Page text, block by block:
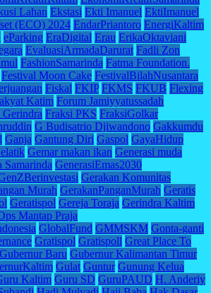
Lahan Ekstasi Ekti Imanuel EktiImanuel
(ECO) 2024 EndarPriantoro EnergiKaltim
eParking EraDigital Erau ErikaOktaviani
EvaluasiArmadaDarurat Fadli Zon
FashionSamarinda Fatma Foundation.
Festival Moon Cake FestivalBilahNusantara
Fiskal FKIP FKMS FKUB Flexing
Katim Forum Jamiyyatussadah
Gerindra Fraksi PKS FraksiGolkar
G Budisatrio Djiwandono Gakkumdu
Ganja Gantung Diri Gaspol GayaHidup
Gemar makan ikan Generasi muda
Samarinda GenerasiEmas2030
Gerakan Komunitas
Murah GerakanPanganMurah Geratis
Geratispol Gereja Toraja Gerindra Kaltim
Mantap Praja
GlobalFund GMMSKM Gonta-ganti
Gratispol Gratispoll Great Place To
Gubernur Baru Gubernur Kalimantan Timur
Gulat Guntur Gunung Kelua
Kaltim Guru SD GuruPAUD H. Anderiy